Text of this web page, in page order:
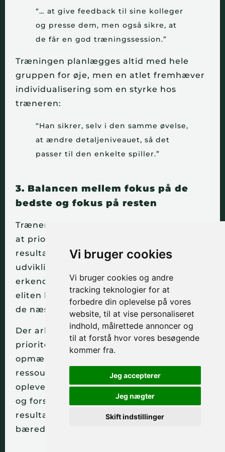
Vi bruger cookies
Vi bruger cookies og andre
tracking teknologier for at
forbedre din oplevelse på vores
website, til at vise personaliseret
indhold, målrettede annoncer og
til at forstå hvor vores besøgende
kommer fra.
Jeg accepterer
Jeg nægter
Skift indstillinger
“… at give feedback til sine kolleger
og presse dem, men også sikre, at
de får en god træningssession.”
Træningen planlægges altid med hele
gruppen for øje, men en atlet fremhæver
individualisering som en styrke hos
træneren:
“Han sikrer, selv i den samme øvelse,
at ændre detaljeniveauet, så det
passer til den enkelte spiller.”
3. Balancen mellem fokus på de
bedste og fokus på resten
Trænerne står over for dilemmaet mellem
at prioritere topatleterne, som sikrer
resultater og økonomi, og at sikre
udviklingen i resten af miljøet. Der er
erkendelse af, at et ensidigt fokus på
eliten kan underminere motivationen hos
de næstbedste.
Der arbejdes derfor med gennemsigtige
prioriteringer, udviklingsveje og
opmærksomhed til hele gruppen, selvom
ressourcerne er begrænsede. Trænerne
oplever dette som et reelt spændingsfelt
og forsøger at balancere kortsigtede
resultater med langsigtet
bæredygtighed.